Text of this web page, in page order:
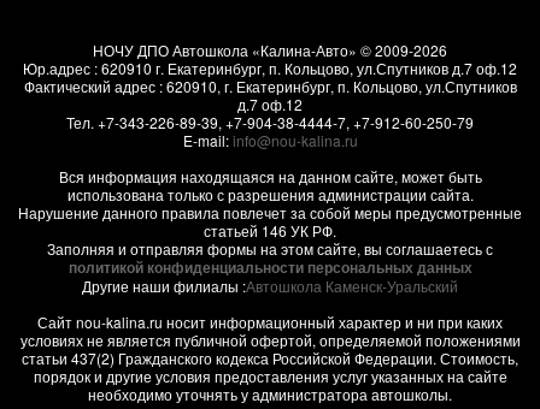
НОЧУ ДПО Автошкола «Калина-Авто» © 2009-2026
Юр.адрес : 620910 г. Екатеринбург, п. Кольцово, ул.Спутников д.7 оф.12
Фактический адрес :620910, г. Екатеринбург, п. Кольцово, ул.Спутников
д.7 оф.12
Тел. +7-343-226-89-39, +7-904-38-4444-7, +7-912-60-250-79
E-mail:info@nou-kalina.ru
Вся информация находящаяся на данном сайте, может быть
использована только с разрешения администрации сайта.
Нарушение данного правила повлечет за собой меры предусмотренные
статьей 146 УК РФ.
Заполняя и отправляя формы на этом сайте, вы соглашаетесь с
политикой конфиденциальности персональных данных
Другие наши филиалы :Автошкола Каменск-Уральский
Сайт nou-kalina.ru носит информационный характер и ни при каких
условиях не является публичной офертой, определяемой положениями
статьи 437(2) Гражданского кодекса Российской Федерации. Стоимость,
порядок и другие условия предоставления услуг указанных на сайте
необходимо уточнять у администратора автошколы.